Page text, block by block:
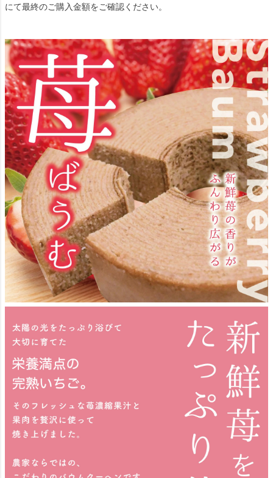
にて最終のご購入金額をご確認ください。